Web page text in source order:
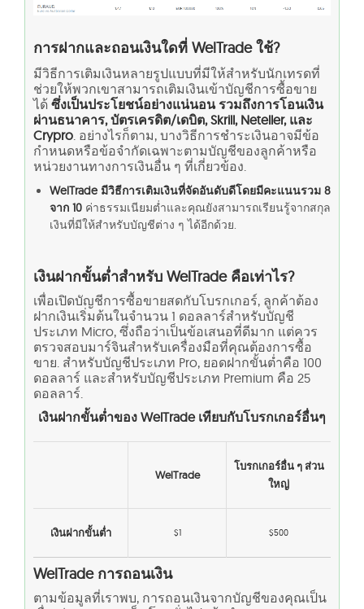
การฝากและถอนเงินใดที่ WelTrade ใช้?
มีวิธีการเติมเงินหลายรูปแบบที่มีให้สำหรับนักเทรดที่
ช่วยให้พวกเขาสามารถเติมเงินเข้าบัญชีการซื้อขาย
ได้ ซึ่งเป็นประโยชน์อย่างแน่นอน รวมถึงการโอนเงิน
ผ่านธนาคาร, บัตรเครดิต/เดบิต, Skrill, Neteller, และ
Crypro . อย่างไรก็ตาม, บางวิธีการชำระเงินอาจมีข้อ
กำหนดหรือข้อจำกัดเฉพาะตามบัญชีของลูกค้าหรือ
หน่วยงานทางการเงินอื่น ๆ ที่เกี่ยวข้อง.
WelTrade มีวิธีการเติมเงินที่จัดอันดับดีโดยมีคะแนนรวม 8
จาก 10 ค่าธรรมเนียมต่ำและคุณยังสามารถเรียนรู้จากสกุล
เงินที่มีให้สำหรับบัญชีต่าง ๆ ได้อีกด้วย.
เงินฝากขั้นต่ำสำหรับ WelTrade คือเท่าไร?
เพื่อเปิดบัญชีการซื้อขายสดกับโบรกเกอร์, ลูกค้าต้อง
ฝากเงินเริ่มต้นในจำนวน 1 ดอลลาร์สำหรับบัญชี
ประเภท Micro, ซึ่งถือว่าเป็นข้อเสนอที่ดีมาก แต่ควร
ตรวจสอบมาร์จินสำหรับเครื่องมือที่คุณต้องการซื้อ
ขาย. สำหรับบัญชีประเภท Pro, ยอดฝากขั้นต่ำคือ 100
ดอลลาร์ และสำหรับบัญชีประเภท Premium คือ 25
ดอลลาร์.
เงินฝากขั้นต่ำของ WelTrade เทียบกับโบรกเกอร์อื่นๆ
WelTrade
โบรกเกอร์อื่น ๆ ส่วน
ใหญ่
เงินฝากขั้นต่ำ $1 $500
WelTrade การถอนเงิน
ตามข้อมูลที่เราพบ, การถอนเงินจากบัญชีของคุณเป็น